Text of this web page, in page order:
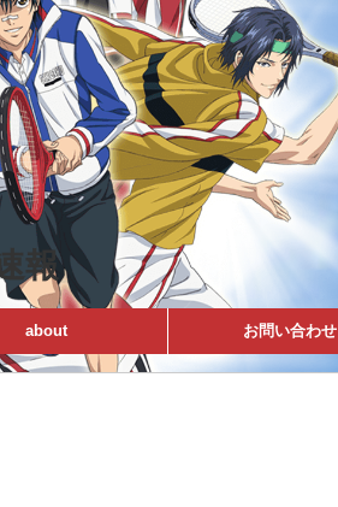
報
about お問い合わせ